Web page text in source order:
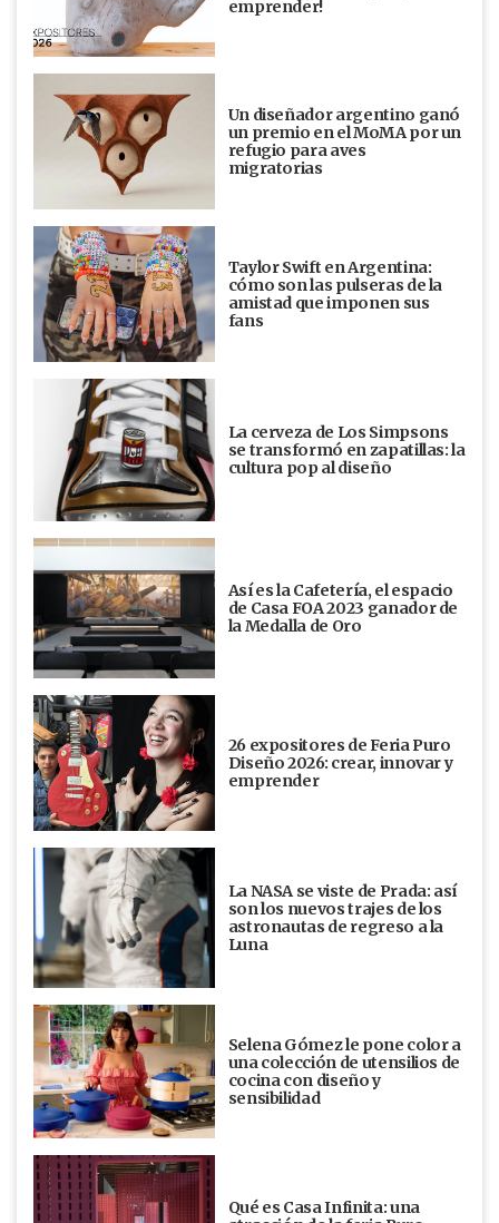
emprender!
Un diseñador argentino ganó
un premio en el MoMA por un
refugio para aves
migratorias
Taylor Swift en Argentina:
cómo son las pulseras de la
amistad que imponen sus
fans
La cerveza de Los Simpsons
se transformó en zapatillas: la
cultura pop al diseño
Así es la Cafetería, el espacio
de Casa FOA 2023 ganador de
la Medalla de Oro
26 expositores de Feria Puro
Diseño 2026: crear, innovar y
emprender
La NASA se viste de Prada: así
son los nuevos trajes de los
astronautas de regreso a la
Luna
Selena Gómez le pone color a
una colección de utensilios de
cocina con diseño y
sensibilidad
Qué es Casa Infinita: una